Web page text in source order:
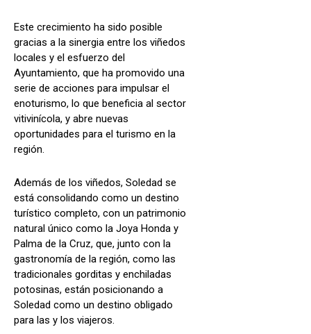
Este crecimiento ha sido posible
gracias a la sinergia entre los viñedos
locales y el esfuerzo del
Ayuntamiento, que ha promovido una
serie de acciones para impulsar el
enoturismo, lo que beneficia al sector
vitivinícola, y abre nuevas
oportunidades para el turismo en la
región.
Además de los viñedos, Soledad se
está consolidando como un destino
turístico completo, con un patrimonio
natural único como la Joya Honda y
Palma de la Cruz, que, junto con la
gastronomía de la región, como las
tradicionales gorditas y enchiladas
potosinas, están posicionando a
Soledad como un destino obligado
para las y los viajeros.